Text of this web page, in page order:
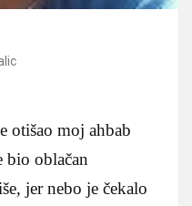
otišao moj ahbab
bio oblačan
jer nebo je čekalo